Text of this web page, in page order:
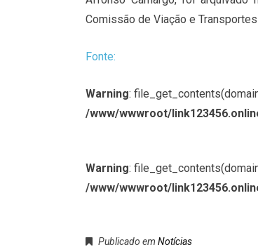
Comissão de Viação e
Fonte:
Warning:
/www/wwwroot/
Warning:
/www/wwwroot/
Publicado em Notícias